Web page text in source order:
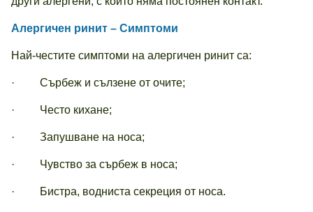
Алергичен ринит – Симптоми
Най-честите симптоми на алергичен ринит са:
· Сърбеж и сълзене от очите;
· Често кихане;
· Запушване на носа;
· Чувство за сърбеж в носа;
· Бистра, водниста секреция от носа.